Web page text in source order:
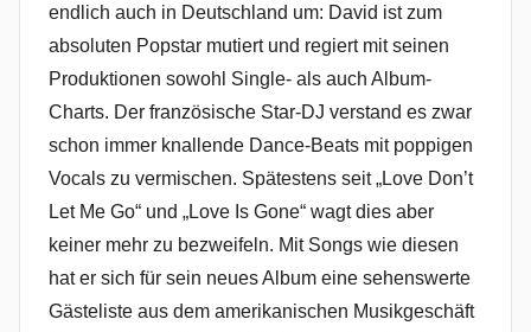
endlich auch in Deutschland um: David ist zum
absoluten Popstar mutiert und regiert mit seinen
Produktionen sowohl Single- als auch Album-
Charts. Der französische Star-DJ verstand es zwar
schon immer knallende Dance-Beats mit poppigen
Vocals zu vermischen. Spätestens seit „Love Don’t
Let Me Go“ und „Love Is Gone“ wagt dies aber
keiner mehr zu bezweifeln. Mit Songs wie diesen
hat er sich für sein neues Album eine sehenswerte
Gästeliste aus dem amerikanischen Musikgeschäft